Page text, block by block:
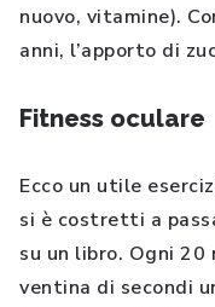
nuovo, vitamine).
anni, l’apporto di
Fitness oculare
Ecco un utile
si è costretti a
su un libro. Ogni 20
ventina di secondi